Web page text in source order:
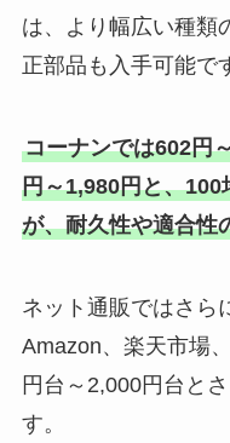
は、より幅広い種類
正部品も入手可能で
コーナンでは602円
円～1,980円と、
が、耐久性や適合性
ネット通販ではさら
Amazon、楽天市場
円台～2,000円台と
す。